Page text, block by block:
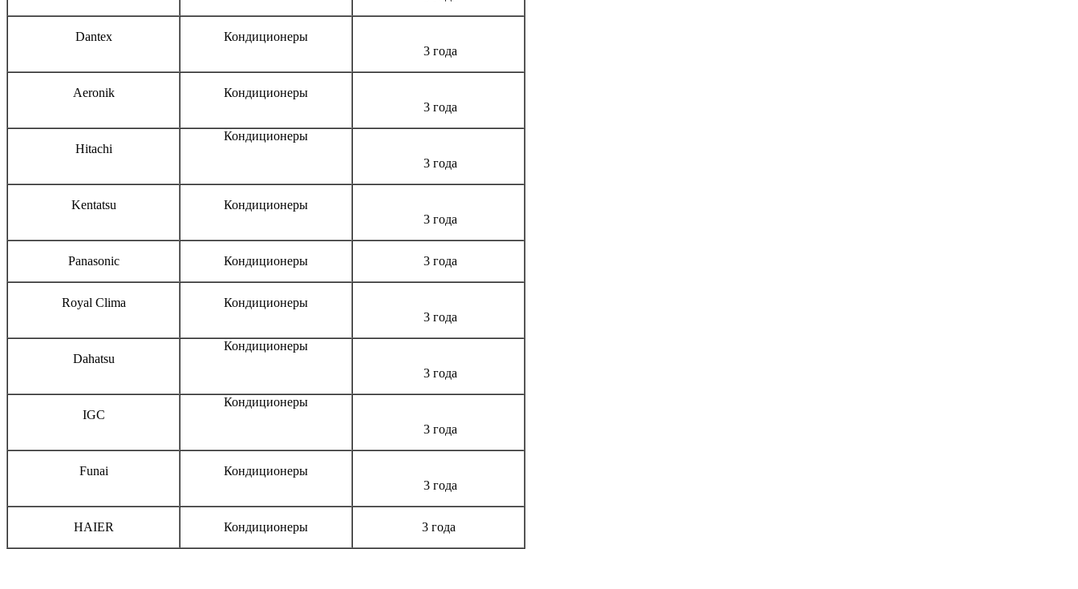
Dantex
Кондиционеры
3 года
Aeronik
Кондиционеры
3 года
Hitachi
Кондиционеры
3 года
Kentatsu
Кондиционеры
3 года
Panasonic Кондиционеры 3 года
Royal Clima
Кондиционеры
3 года
Dahatsu
Кондиционеры
3 года
IGC
Кондиционеры
3 года
Funai
Кондиционеры
3 года
HAIER Кондиционеры 3 года